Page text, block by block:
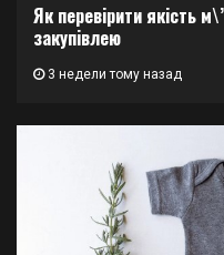
Як перевірити якість
закупівлею
3 недели тому назад